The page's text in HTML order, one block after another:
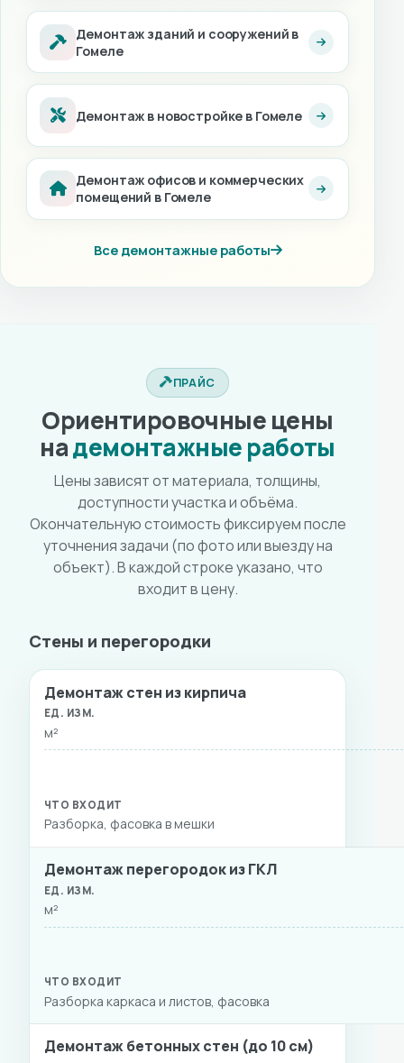
Демонтаж зданий и сооружений в
Гомеле
Демонтаж в новостройке в Гомеле
Демонтаж офисов и коммерческих
помещений в Гомеле
Все демонтажные работы
ПРАЙС
Ориентировочные цены
надемонтажные работы
Цены зависят от материала, толщины,
доступности участка и объёма.
Окончательную стоимость фиксируем после
уточнения задачи (по фото или выезду на
объект). В каждой строке указано, что
входит в цену.
Стены и перегородки
ВИД РАБОТ ЕД. ИЗМ. СТОИМОСТЬ
Демонтаж стен из кирпича
м²
Разборка, фасовка в мешки
Демонтаж перегородок из ГКЛ
м²
Разборка каркаса и листов, фасовка
Демонтаж бетонных стен (до 10 см)